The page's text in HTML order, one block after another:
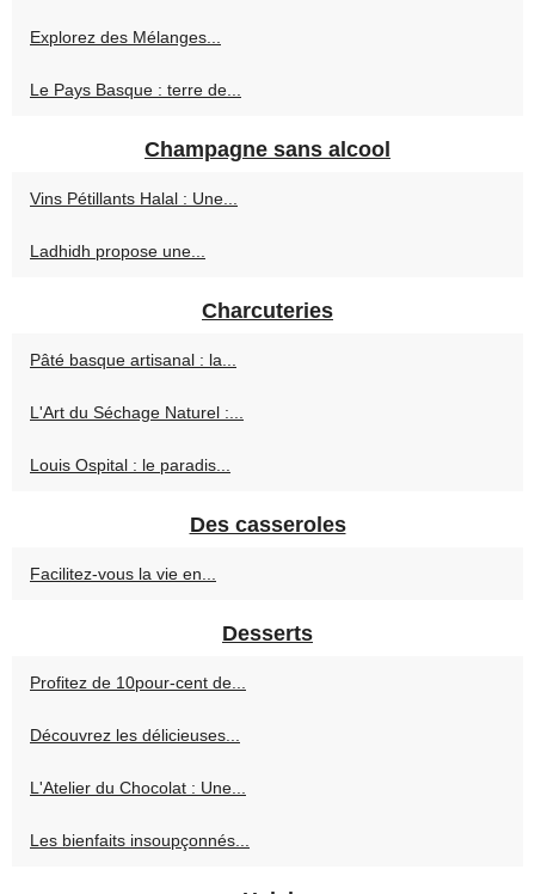
Explorez des Mélanges...
Le Pays Basque : terre de...
Champagne sans alcool
Vins Pétillants Halal : Une...
Ladhidh propose une...
Charcuteries
Pâté basque artisanal : la...
L'Art du Séchage Naturel :...
Louis Ospital : le paradis...
Des casseroles
Facilitez-vous la vie en...
Desserts
Profitez de 10pour-cent de...
Découvrez les délicieuses...
L'Atelier du Chocolat : Une...
Les bienfaits insoupçonnés...